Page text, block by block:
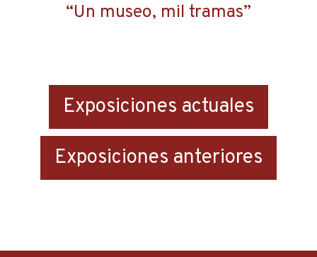
“Un museo, mil tramas”
Exposiciones actuales
Exposiciones anteriores